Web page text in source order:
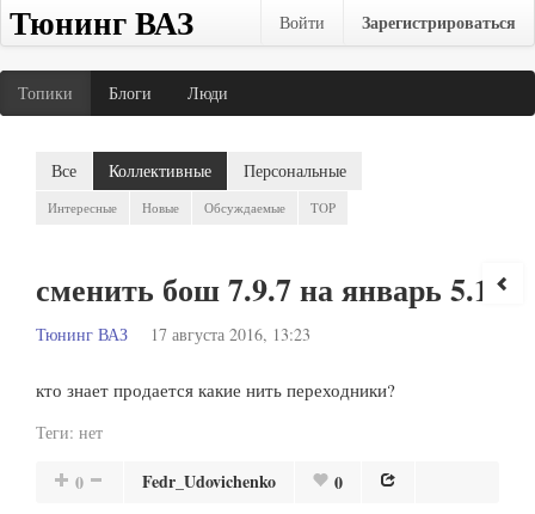
Тюнинг ВАЗ Войти Зарегистрироваться
Топики Блоги Люди
Все Коллективные Персональные
Интересные Новые Обсуждаемые TOP
сменить бош 7.9.7 на январь 5.1
Тюнинг ВАЗ 17 августа 2016, 13:23
кто знает продается какие нить переходники?
Теги: нет
0 Fedr_Udovichenko 0